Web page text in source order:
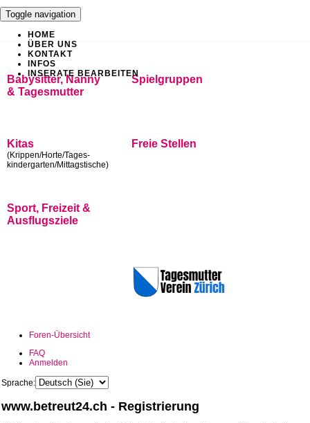
Toggle navigation
HOME
ÜBER UNS
KONTAKT
INFOS
INSERATE BEARBEITEN
Babysitter, Nanny
& Tagesmutter
Spielgruppen
Kitas
(Krippen/Horte/Tages-
kindergarten/Mittagstische)
Freie Stellen
Sport, Freizeit &
Ausflugsziele
Foren-Übersicht
FAQ
Anmelden
Sprache:
www.betreut24.ch - Registrierung